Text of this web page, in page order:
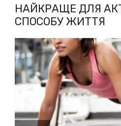
НАЙКРАЩЕ ДЛЯ
СПОСОБУ ЖИТТЯ